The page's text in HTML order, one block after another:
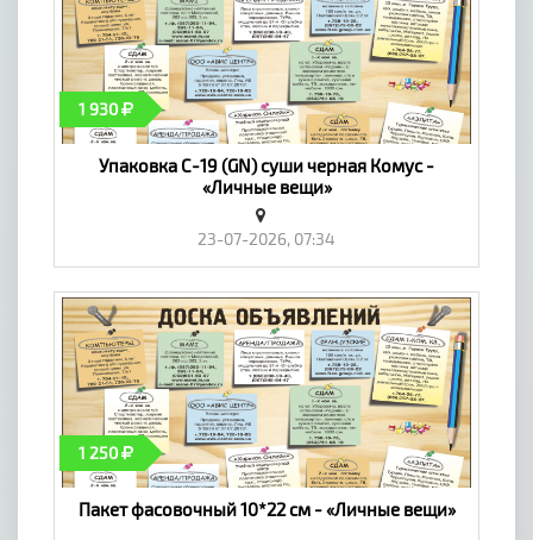
1 930
Упаковка С-19 (GN) суши черная Комус -
«Личные вещи»
23-07-2026, 07:34
1 250
Пакет фасовочный 10*22 см - «Личные вещи»